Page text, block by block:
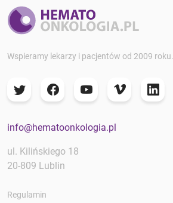
Wspieramy lekarzy i pacjentów od 2009 roku.
info@hematoonkologia.pl
ul. Kilińskiego 18
20-809 Lublin
Regulamin